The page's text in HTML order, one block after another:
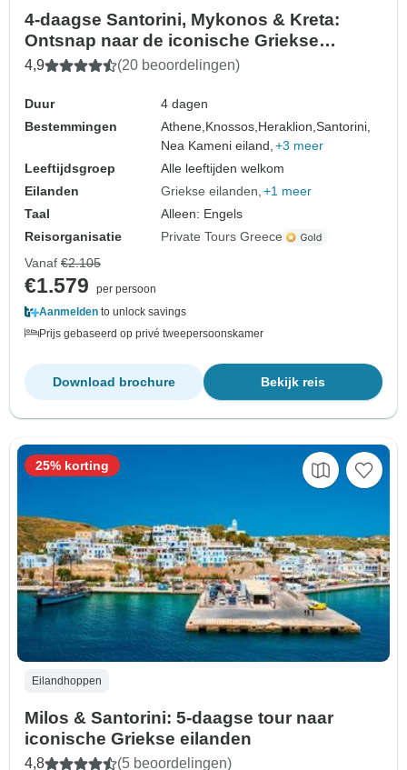
4-daagse Santorini, Mykonos & Kreta:
Ontsnap naar de iconische Griekse
eilanden
4,9 (20 beoordelingen)
Duur
4 dagen
Bestemmingen
Athene,Knossos,Heraklion,Santorini,
Nea Kameni eiland, +3 meer
Leeftijdsgroep
Alle leeftijden welkom
Eilanden
Griekse eilanden +1 meer
Taal
Alleen: Engels
Reisorganisatie
Private Tours Greece
Vanaf €2.105
€1.579
per persoon
Aanmelden to unlock savings
Prijs gebaseerd op privé tweepersoonskamer
Bekijk reis
Download brochure
Eilandhoppen
Milos & Santorini: 5-daagse tour naar
iconische Griekse eilanden
4,8 (5 beoordelingen)
25% korting